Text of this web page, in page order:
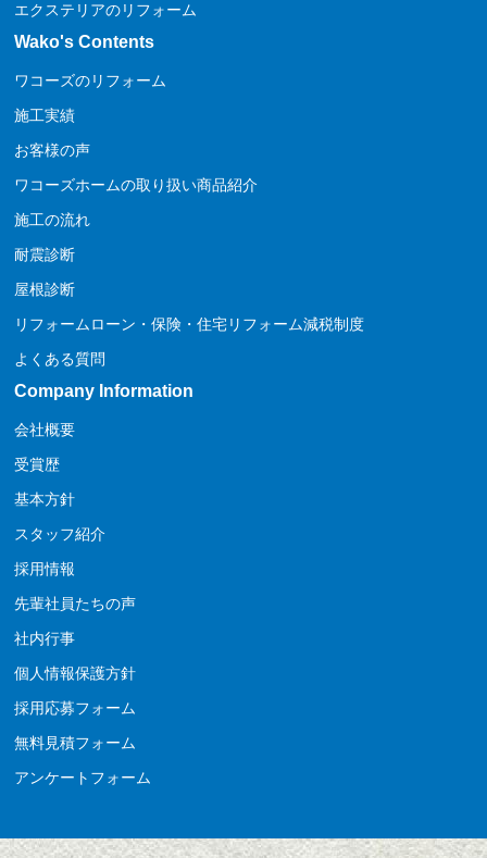
エクステリアのリフォーム
Wako's Contents
ワコーズのリフォーム
施工実績
お客様の声
ワコーズホームの取り扱い商品紹介
施工の流れ
耐震診断
屋根診断
リフォームローン・保険・住宅リフォーム減税制度
よくある質問
Company Information
会社概要
受賞歴
基本方針
スタッフ紹介
採用情報
先輩社員たちの声
社内行事
個人情報保護方針
採用応募フォーム
無料見積フォーム
アンケートフォーム